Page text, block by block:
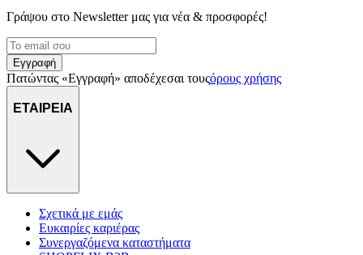
Γράψου στο Νewsletter μας για νέα & προσφορές!
Εγγραφή
Πατώντας «Εγγραφή» αποδέχεσαι τουςόρους χρήσης
ΕΤΑΙΡΕΙΑ
Σχετικά με εμάς
Ευκαιρίες καριέρας
Συνεργαζόμενα καταστήματα